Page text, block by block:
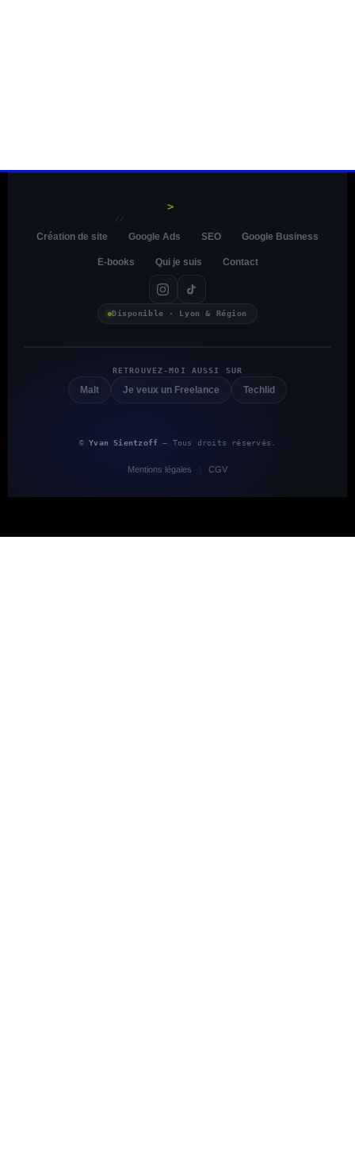
>
//
Création de site Google Ads SEO Google Business
E-books Qui je suis Contact
Disponible · Lyon & Région
RETROUVEZ-MOI AUSSI SUR
Malt Je veux un Freelance Techlid
©Yvan Sientzoff — Tous droits réservés.
Mentions légales CGV